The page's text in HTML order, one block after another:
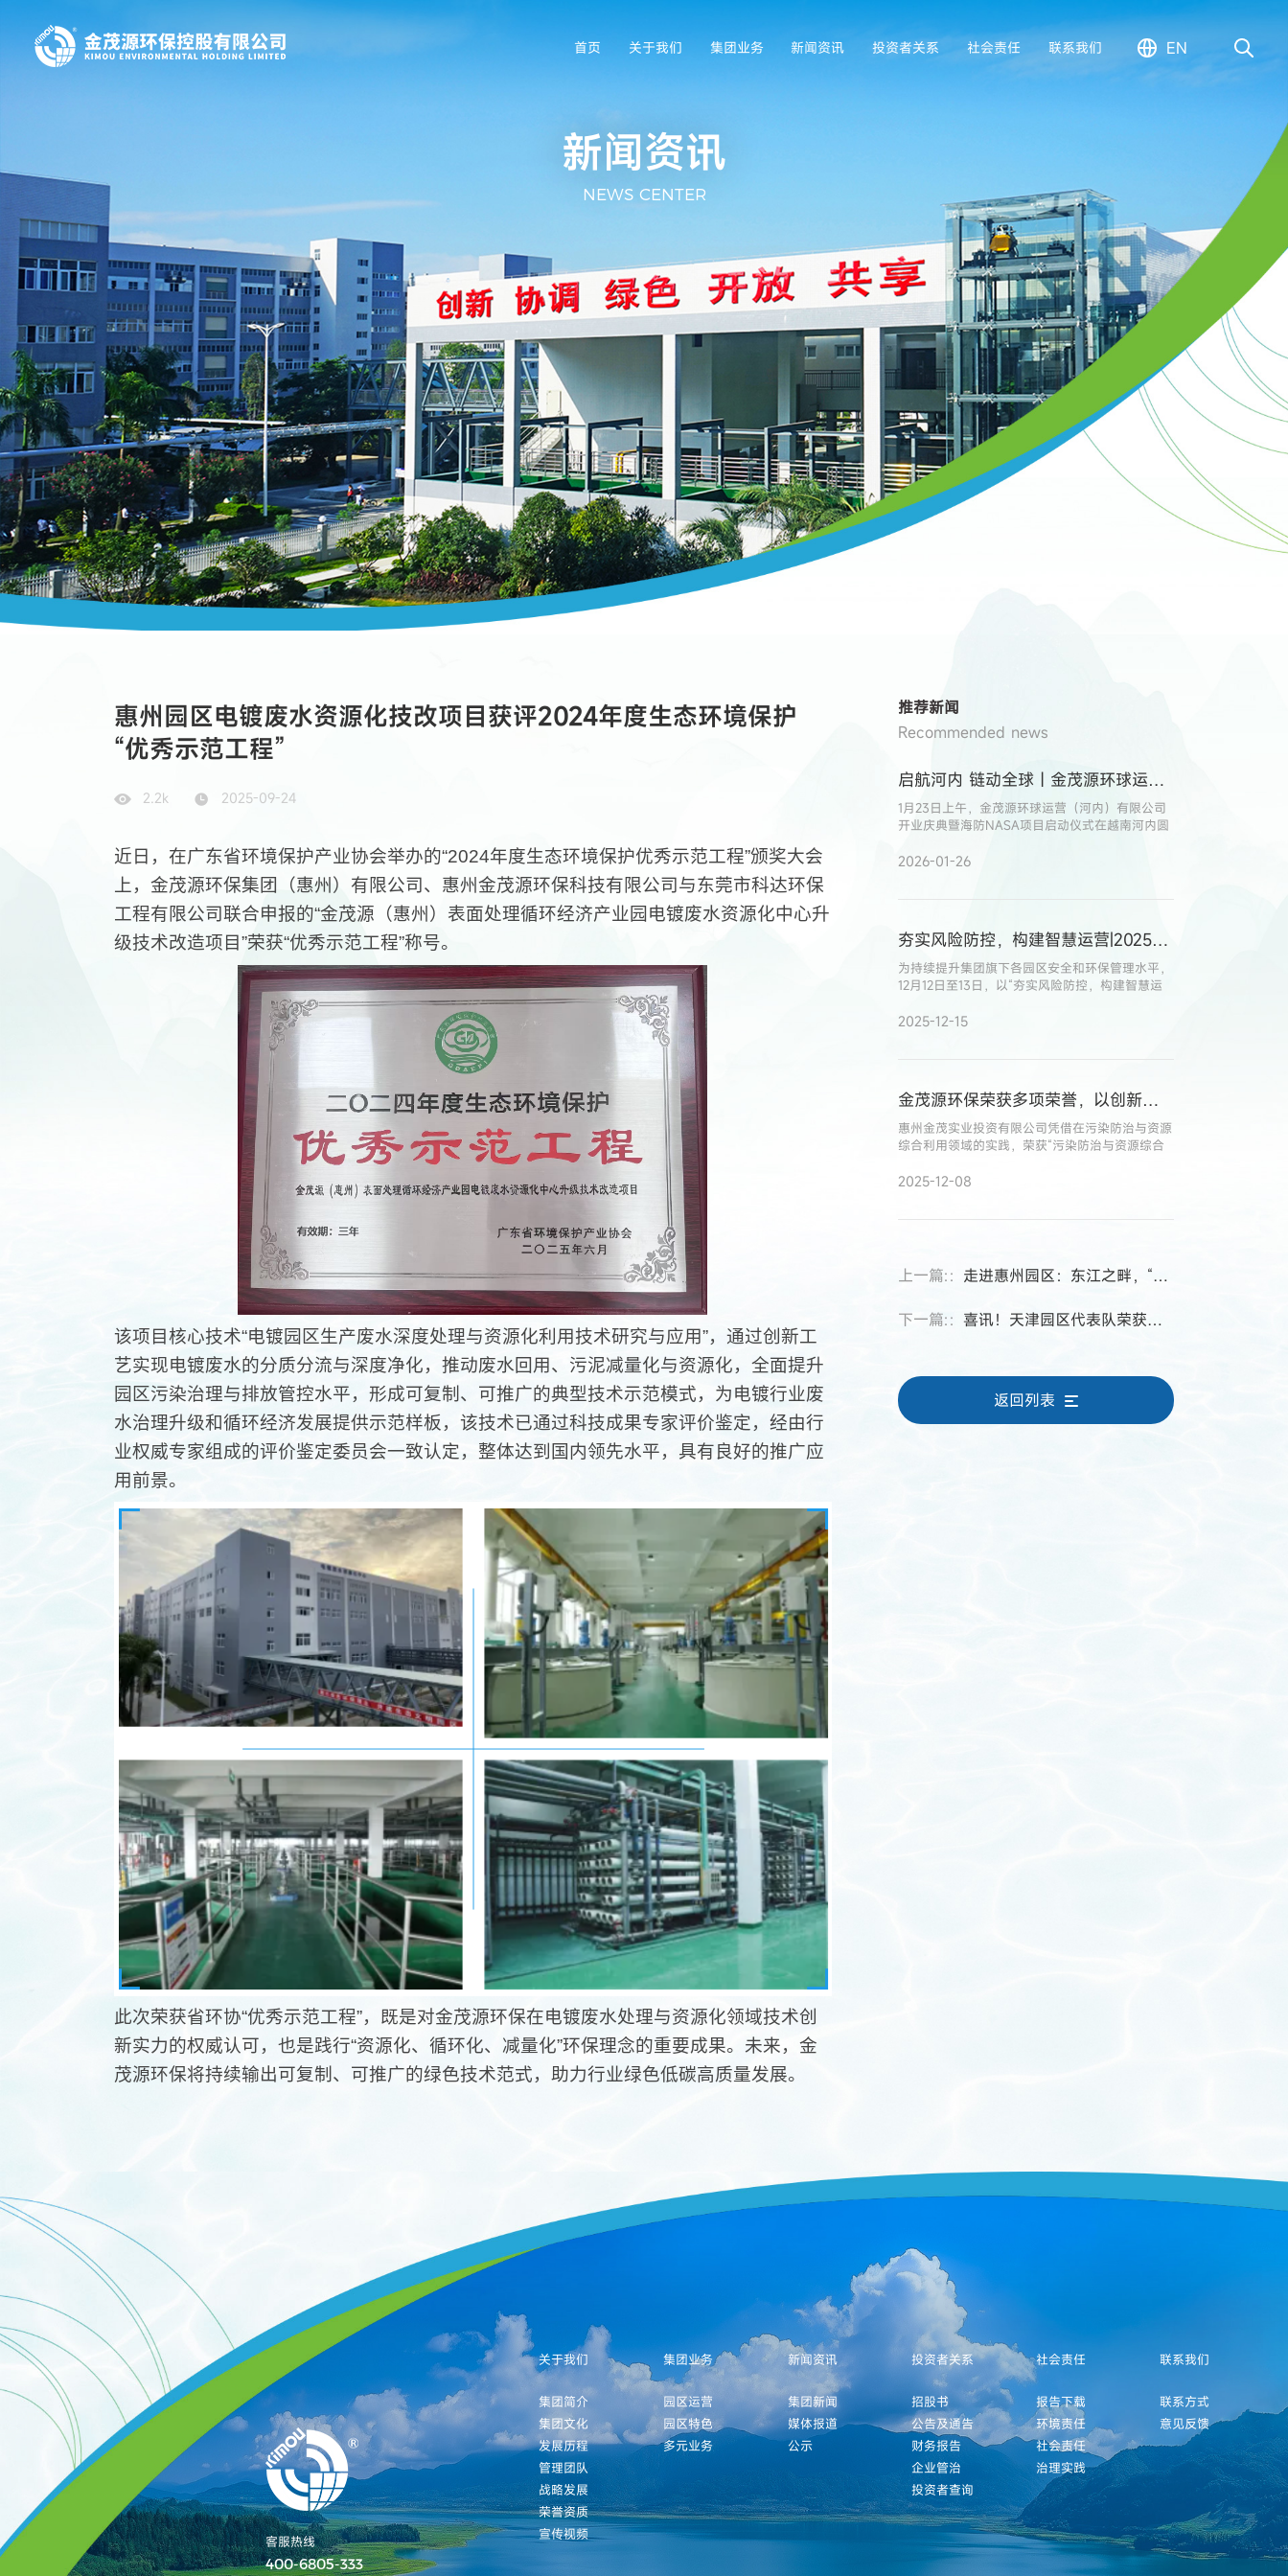
首页 关于我们 集团业务 新闻资讯 投资者关系 社会责任 联系我们 EN
新闻资讯
NEWS CENTER
惠州园区电镀废水资源化技改项目获评2024年度生态环境保护
“优秀示范工程”
2.2k 2025-09-24
近日，在广东省环境保护产业协会举办的“2024年度生态环境保护优秀示范工程”颁奖大会
上，金茂源环保集团（惠州）有限公司、惠州金茂源环保科技有限公司与东莞市科达环保
工程有限公司联合申报的“金茂源（惠州）表面处理循环经济产业园电镀废水资源化中心升
级技术改造项目”荣获“优秀示范工程”称号。
该项目核心技术“电镀园区生产废水深度处理与资源化利用技术研究与应用”，通过创新工
艺实现电镀废水的分质分流与深度净化，推动废水回用、污泥减量化与资源化，全面提升
园区污染治理与排放管控水平，形成可复制、可推广的典型技术示范模式，为电镀行业废
水治理升级和循环经济发展提供示范样板，该技术已通过科技成果专家评价鉴定，经由行
业权威专家组成的评价鉴定委员会一致认定，整体达到国内领先水平，具有良好的推广应
用前景。
此次荣获省环协“优秀示范工程”，既是对金茂源环保在电镀废水处理与资源化领域技术创
新实力的权威认可，也是践行“资源化、循环化、减量化”环保理念的重要成果。 未来，金
茂源环保将持续输出可复制、可推广的绿色技术范式，助力行业绿色低碳高质量发展。
推荐新闻
Recommended news
启航河内 链动全球｜金茂源环球运营（河内）有限公司开业庆典暨海防NASA项目启动仪式圆满举行
1月23日上午，金茂源环球运营（河内）有限公司
开业庆典暨海防NASA项目启动仪式在越南河内圆
迈出了至关重要的一步。
2026-01-26
夯实风险防控，构建智慧运营|2025年金茂源环保集团园区风控运营研讨会圆满召开
为持续提升集团旗下各园区安全和环保管理水平，
12月12日至13日，以“夯实风险防控，构建智慧运
研讨会在华中园区顺利召开
2025-12-15
金茂源环保荣获多项荣誉，以创新实践助力产业绿色升级
惠州金茂实业投资有限公司凭借在污染防治与资源
综合利用领域的实践，荣获“污染防治与资源综合
2025-12-08
上一篇:： 走进惠州园区：东江之畔，“镀” 梦起航
下一篇:： 喜讯！天津园区代表队荣获天津市中小微企业职工安全知识技能比武竞赛三等奖
返回列表
客服热线
400-6805-333
关于我们
集团简介
集团文化
发展历程
管理团队
战略发展
荣誉资质
宣传视频
集团业务
园区运营
园区特色
多元业务
新闻资讯
集团新闻
媒体报道
公示
投资者关系
招股书
公告及通告
财务报告
企业管治
投资者查询
社会责任
报告下载
环境责任
社会责任
治理实践
联系我们
联系方式
意见反馈